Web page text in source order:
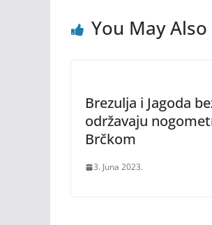
You May Also
Brezulja i Jagoda
održavaju
Brčkom
3. Juna 2023.